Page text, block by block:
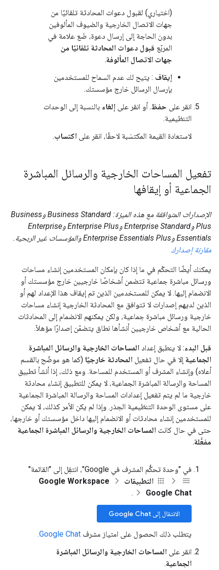
(اختياري) لقبول دعوات المحادثة تلقائيًا من
جهات الاتصال الخارجية والضيوف المألوفين
بدون الحاجة إلى إرسال دعوة، ضَع علامة في
المربّع قبول دعوات المحادثة تلقائيًا من
جهات الاتصال المألوفة.
إيقاف : يتيح لك عدم السماح للمستخدمين
بإرسال الرسائل خارج مؤسستك.
انقر على حفظ. أو انقر على إلغاء بالنسبة إلى الوحدات
التنظيمية.
لاستعادة القيمة المكتسَبة لاحقًا، انقر على اكتساب.
تفعيل المساحات الخارجية والرسائل المباشرة
الجماعية أو إيقافها
الإصدارات المتوافقة مع هذه الميزة: Business Standard وBusiness
Plus وEnterprise Standard وEnterprise Plus وEnterprise
Essentials وEnterprise Essentials Plus والمؤسسات غير الربحية.
مقارنة إصدارك
يمكنك أيضًا التحكّم في ما إذا كان بإمكان المستخدمين إنشاء مساحات
ورسائل مباشرة جماعية تتضمن أشخاصًا خارجيين خارج مؤسستك أو
الانضمام إليها. لا يمكن للمستخدمين الذين تم إيقاف هذا الإعداد لهم أو
الذين لديهم إصدارات لا تتوافق مع المحادثة الخارجية إنشاء مساحات
خارجية ورسائل مباشرة جماعية، ولكن يمكنهم الانضمام إلى المحادثات
الحالية مع أشخاص خارجيين أنشأها نطاق يتضمّن إصدارًا مؤهلاً.
قبل البدء: لا ينطبق إعداد المساحات الخارجية والرسائل المباشرة
الجماعية إلا في حال تفعيل المحادثة خارجيًا (كما هو موضّح بالقسم
أعلاه) وإنشاء المشرف أو المستخدم للمساحة. ومع ذلك، إذا أنشأ تطبيق
المساحة والرسالة المباشرة الجماعية، لا يمكن للتطبيق إنشاء محادثة
خارجية ما لم يتم تفعيل إعدادات المساحة والرسالة المباشرة الجماعية
على مستوى الوحدة التنظيمية الجذر. وإذا لم يكن الأمر كذلك، لا يمكن
للمستخدمين إنشاء محادثات أو الانضمام إليها داخل مؤسستك أو خارجها،
حتى في حال كانت المساحات الخارجية والرسائل المباشرة الجماعية
مفعَّلة.
في "وحدة تحكُّم المشرف في Google"، انتقِل إلى "القائمة"
التطبيقات
Google Workspace
Google Chat
.
الانتقال إلى Google Chat
يتطلب ذلك الحصول على امتياز مشرف Google Chat.
انقر على المساحات الخارجية والرسائل المباشرة
الجماعية.